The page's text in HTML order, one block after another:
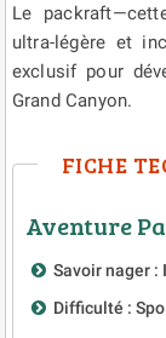
Le
ultra-légère et
exclusif pour
Grand Canyon.
FICHE
Aventure
Savoir nager :
Difficulté :